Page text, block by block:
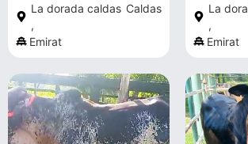
La dorada caldas
,
Caldas
Emirat
La
,
Emirat